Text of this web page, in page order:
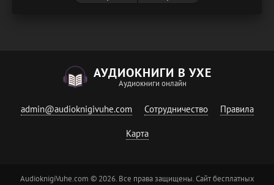
АУДИОКНИГИ В УХЕ
Аудиокниги онлайн
admin@audioknigivuhe.com Сотрудничество Правила
Карта
AudioknigiVuhe.com © 2026. Все права защищены. Сайт бесплатных